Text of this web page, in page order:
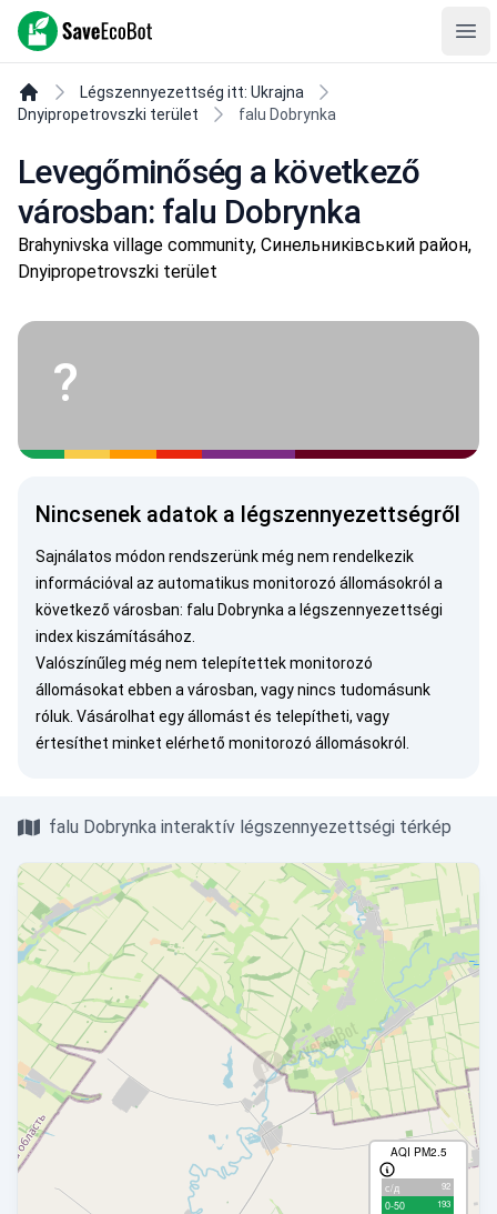
SaveEcoBot
Légszennyezettség itt: Ukrajna
Dnyipropetrovszki terület
falu Dobrynka
Levegőminőség a következő
városban: falu Dobrynka
Brahynivska village community, Синельниківський район,
Dnyipropetrovszki terület
?
Nincsenek adatok a légszennyezettségről
Sajnálatos módon rendszerünk még nem rendelkezik
információval az automatikus monitorozó állomásokról a
következő városban: falu Dobrynka a légszennyezettségi
index kiszámításához.
Valószínűleg még nem telepítettek monitorozó
állomásokat ebben a városban, vagy nincs tudomásunk
róluk. Vásárolhat egy állomást és telepítheti, vagy
értesíthet minket elérhető monitorozó állomásokról.
falu Dobrynka interaktív légszennyezettségi térkép
AQI PM2.5
с/д 92
0-50 193